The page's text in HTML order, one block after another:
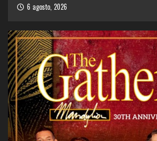
6 agosto, 2026